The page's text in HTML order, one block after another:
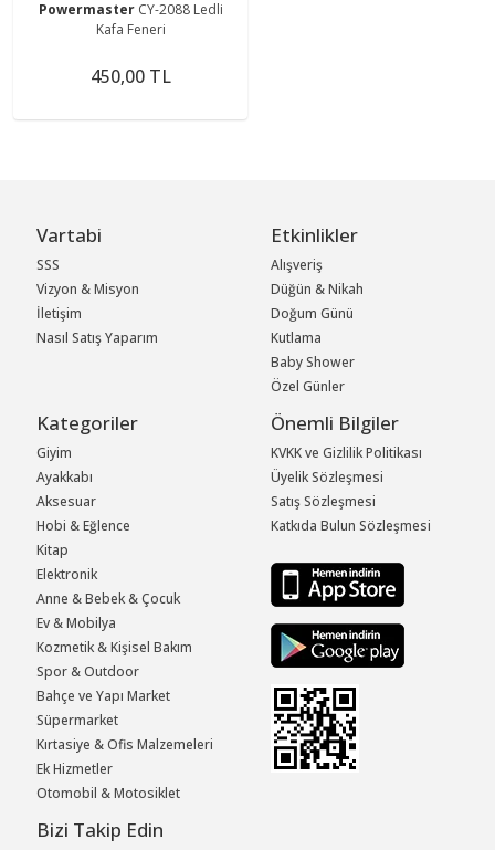
Powermaster CY-2088 Ledli
Kafa Feneri
450,00 TL
Vartabi
SSS
Vizyon & Misyon
İletişim
Nasıl Satış Yaparım
Etkinlikler
Alışveriş
Düğün & Nikah
Doğum Günü
Kutlama
Baby Shower
Özel Günler
Kategoriler
Giyim
Ayakkabı
Aksesuar
Hobi & Eğlence
Kitap
Elektronik
Anne & Bebek & Çocuk
Ev & Mobilya
Kozmetik & Kişisel Bakım
Spor & Outdoor
Bahçe ve Yapı Market
Süpermarket
Kırtasiye & Ofis Malzemeleri
Ek Hizmetler
Otomobil & Motosiklet
Önemli Bilgiler
KVKK ve Gizlilik Politikası
Üyelik Sözleşmesi
Satış Sözleşmesi
Katkıda Bulun Sözleşmesi
Bizi Takip Edin